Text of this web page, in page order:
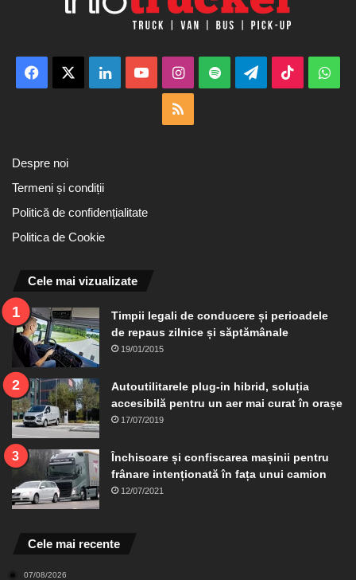
Facebook LinkedInYouTubeInstagram
Spotify TelegramTikTok
Despre noi
Termeni și condiții
Politică de confidențialitate
Politica de Cookie
Cele mai vizualizate
Timpii legali de conducere și perioadele
de repaus zilnice și săptămânale
19/01/2015
Autoutilitarele plug-in hibrid, soluția
accesibilă pentru un aer mai curat în orașe
17/07/2019
Închisoare și confiscarea mașinii pentru
frânare intenționată în fața unui camion
12/07/2021
Cele mai recente
07/08/2026